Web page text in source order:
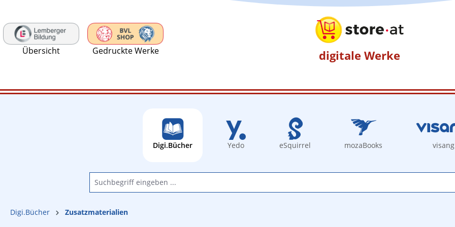
Übersicht Gedruckte Werke digitale Werke
Digi.Bücher Yedo eSquirrel mozaBooks visang
Digi.Bücher Zusatzmaterialien